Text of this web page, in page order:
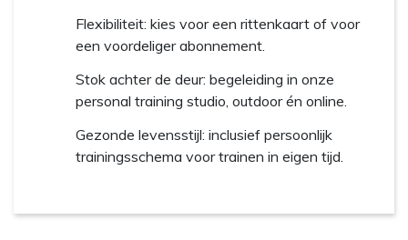
Flexibiliteit: kies voor een rittenkaart of voor
een voordeliger abonnement.
Stok achter de deur: begeleiding in onze
personal training studio, outdoor én online.
Gezonde levensstijl: inclusief persoonlijk
trainingsschema voor trainen in eigen tijd.